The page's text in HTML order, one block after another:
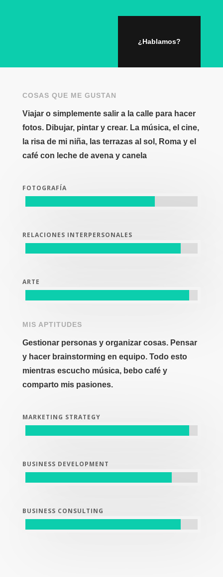
¿Hablamos?
COSAS QUE ME GUSTAN
Viajar o simplemente salir a la calle para hacer
fotos. Dibujar, pintar y crear. La música, el cine,
la risa de mi niña, las terrazas al sol, Roma y el
café con leche de avena y canela
FOTOGRAFÍA
RELACIONES INTERPERSONALES
ARTE
MIS APTITUDES
Gestionar personas y organizar cosas. Pensar
y hacer brainstorming en equipo. Todo esto
mientras escucho música, bebo café y
comparto mis pasiones.
MARKETING STRATEGY
BUSINESS DEVELOPMENT
BUSINESS CONSULTING